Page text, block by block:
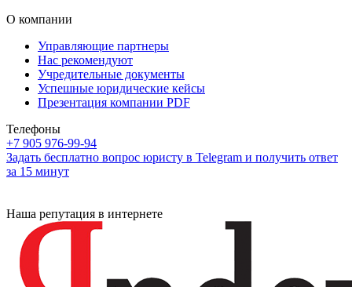
О компании
Управляющие партнеры
Нас рекомендуют
Учредительные документы
Успешные юридические кейсы
Презентация компании PDF
Телефоны
+7 905 976-99-94
Задать бесплатно вопрос юристу в Telegram и получить ответ
за 15 минут
Наша репутация в интернете